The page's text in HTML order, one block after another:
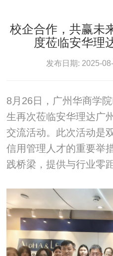
校企合作，共赢未
度莅临安华理
发布日期: 2025-
8月26日，广州华商学
生再次莅临安华理达广
交流活动。此次活动是
信用管理人才的重要举
践桥梁，提供与行业零